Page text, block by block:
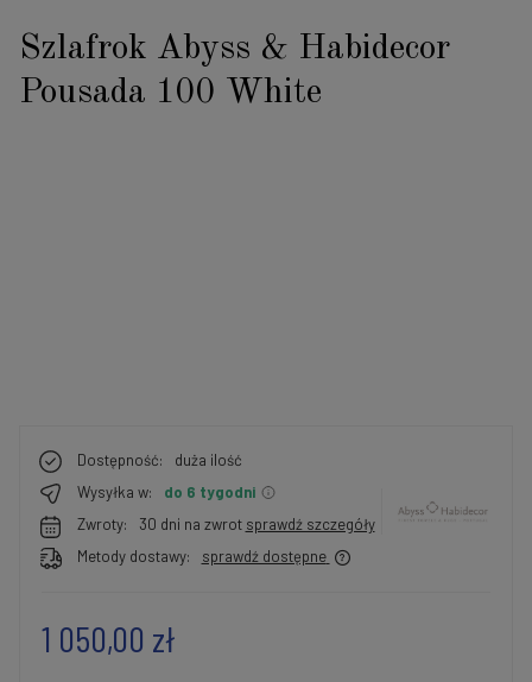
Szlafrok Abyss & Habidecor
Pousada 100 White
Dostępność:
duża ilość
Wysyłka w:
do 6 tygodni
Zwroty:
30 dni na zwrot sprawdź szczegóły
Metody dostawy:
sprawdź dostępne
1 050,00 zł